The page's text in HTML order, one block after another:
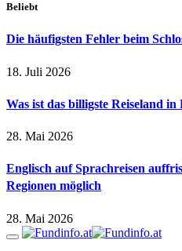
Beliebt
Die häufigsten Fehler beim
18. Juli 2026
Was ist das billigste Reiseland in
28. Mai 2026
Englisch auf Sprachreisen
Regionen möglich
28. Mai 2026